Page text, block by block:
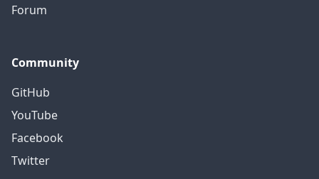
Forum
Community
GitHub
YouTube
Facebook
Twitter